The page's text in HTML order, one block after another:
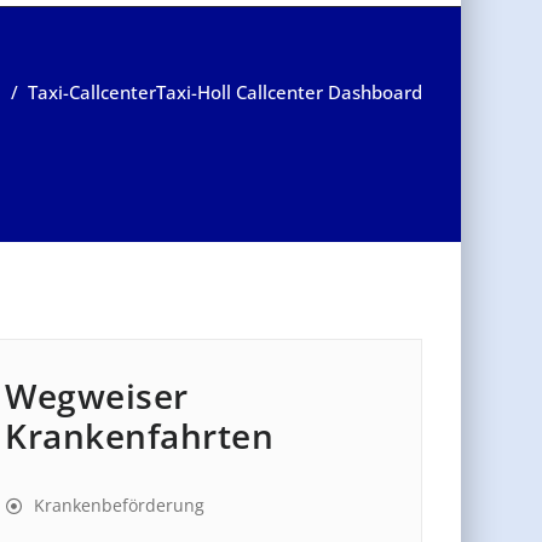
/ Taxi-CallcenterTaxi-Holl Callcenter Dashboard
Wegweiser
Krankenfahrten
Krankenbeförderung